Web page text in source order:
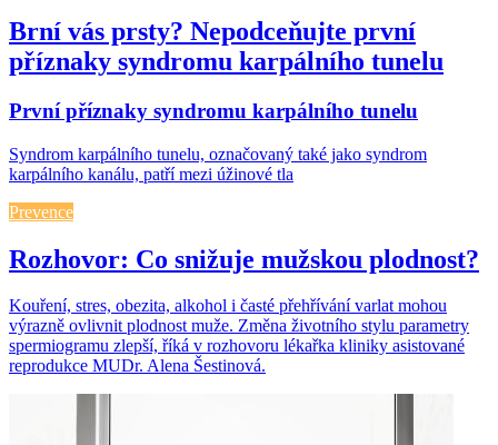
Brní vás prsty? Nepodceňujte první
příznaky syndromu karpálního tunelu
První příznaky syndromu karpálního tunelu
Syndrom karpálního tunelu, označovaný také jako syndrom
karpálního kanálu, patří mezi úžinové tla
Prevence
Rozhovor: Co snižuje mužskou plodnost?
Kouření, stres, obezita, alkohol i časté přehřívání varlat mohou
výrazně ovlivnit plodnost muže. Změna životního stylu parametry
spermiogramu zlepší, říká v rozhovoru lékařka kliniky asistované
reprodukce MUDr. Alena Šestinová.